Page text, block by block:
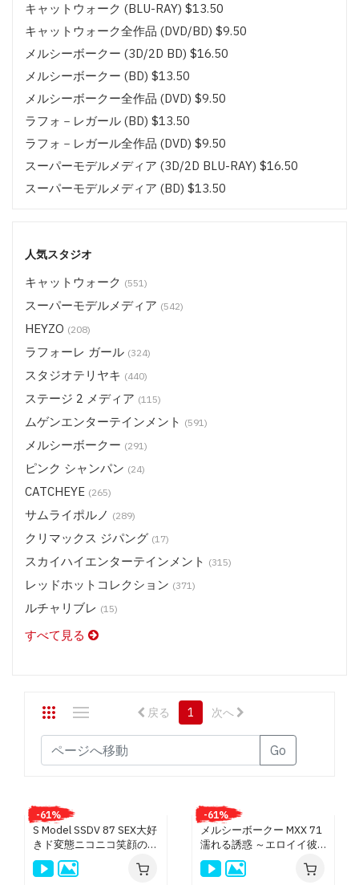
キャットウォーク (BLU-RAY) $13.50
キャットウォーク全作品 (DVD/BD) $9.50
メルシーボークー (3D/2D BD) $16.50
メルシーボークー (BD) $13.50
メルシーボークー全作品 (DVD) $9.50
ラフォ－レガール (BD) $13.50
ラフォ－レガール全作品 (DVD) $9.50
スーパーモデルメディア (3D/2D BLU-RAY) $16.50
スーパーモデルメディア (BD) $13.50
$16.50
ムゲンエンターテインメント全作品 (DVD/BD) $9.50
CATCHEYE (BD) $13.50
CATCHEYE その他 (DVD/BD) $9.50
サムライポルノ (BD) $13.50
サムライポルノ 全作品 (DVD/BD) $9.50
HEYZO (DVD) $14.50
ステージ 2 メディア (BD) $18.50
ステージ 2 メディア (BD) $16.50
ステージ 2 メディア (BD) $14.50
ステージ 2 メディア (DVD) $16.50
ステージ 2 メディア (DVD) $13.50
スタジオテリヤキ ポークテリヤキ (DVD) $9.50
スタジオテリヤキ ブリノテリヤキ(DVD) $9.50
スタジオテリヤキ チキンテリヤキ・他 (DVD) $9.50
スカイハイエンターテインメント (BD) $19.50
スカイハイエンターテインメント (DVD) $13.50
レッドホットジャム (DVD) $13.50
レッドホットフェティッシュコレクション (DVD) $13.50
レッドホット コレクション (DVD) $9.50
ルチャリブレ (DVD) $13.50
神風 ガールズ/プレミアム (DVD) $9.50
神風 プレミアム (DVD) $13.50
エンパイア (DVD) $9.50
ピンクパンチャー (DVD) $9.50
人気スタジオ
キャットウォーク (551)
スーパーモデルメディア (542)
HEYZO (208)
ラフォーレ ガール (324)
スタジオテリヤキ (440)
ステージ 2 メディア (115)
ムゲンエンターテインメント (591)
メルシーボークー (291)
ピンク シャンパン (24)
CATCHEYE (265)
サムライポルノ (289)
クリマックス ジパング (17)
スカイハイエンターテインメント (315)
レッドホットコレクション (371)
ルチャリブレ (15)
すべて見る
戻る 1 次へ
Go
-61%
S Model SSDV 87 SEX大好
きド変態ニコニコ笑顔の天
使 : 菊川みつ葉
-61%
メルシーボークー MXX 71
濡れる誘惑 ～エロイイ彼
女の飲み姿～ : 菊川みつ葉